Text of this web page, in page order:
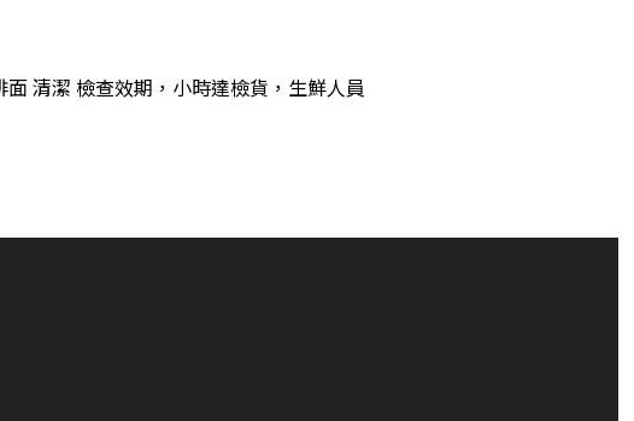
清潔 檢查效期，小時達檢貨，生鮮人員